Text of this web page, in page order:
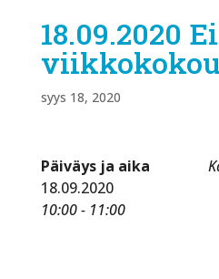
18.09.2020 Ei
syys 18, 2020
Päiväys ja aika
18.09.2020
10:00 - 11:00